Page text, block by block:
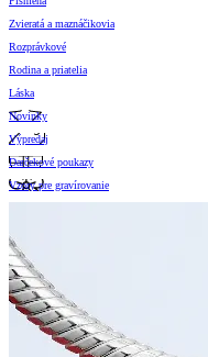
Zvieratá a maznáčikovia
Rozprávkové
Rodina a priatelia
Láska
Novinky
Výpredaj
Darčekové poukazy
Vzory pre gravírovanie